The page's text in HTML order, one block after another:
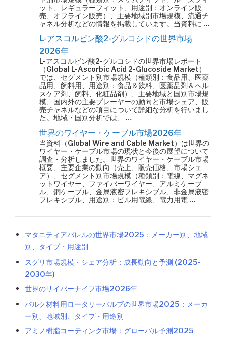
ット、レギュラーフィット、用途別：オンライン販
売、オフライン販売）、主要地域別市場規模、流通チ
ャネル分析などの情報を掲載しています。当資料に …
L-アスコルビン酸2-グルコシドの世界市場
2026年
L-アスコルビン酸2-グルコシドの世界市場レポート
（Global L-Ascorbic Acid 2-Glucoside Market）
では、セグメント別市場規模（種類別：食品用、医薬
品用、飼料用、用途別：食品＆飲料、医薬品剤＆ヘル
スケア剤、飼料、化粧品剤）、主要地域と国別市場規
模、国内外の主要プレーヤーの動向と市場シェア、販
売チャネルなどの項目について詳細な分析を行いまし
た。地域・国別分析では、 …
世界のワイヤー・ケーブル市場2026年
当資料（Global Wire and Cable Market）は世界の
ワイヤー・ケーブル市場の現状と今後の展望について
調査・分析しました。世界のワイヤー・ケーブル市場
概要、主要企業の動向（売上、販売価格、市場シェ
ア）、セグメント別市場規模（種類別：電線、マグネ
ットワイヤー、ファイバーワイヤー、アルミケーブ
ル、銅ケーブル、金属液密フレキシブル、非金属液密
フレキシブル、用途別：ビル用電線、電力用電 …
マタニティアパレルの世界市場2025：メーカー別、地域
別、タイプ・用途別
スグリ市場規模・シェア分析：成長動向と予測 (2025-
2030年)
世界のサイバーナイフ市場2026年
バルク材料用ロータリーバルブの世界市場2025：メーカ
ー別、地域別、タイプ・用途別
アミノ樹脂コーティング市場：グローバル予測2025